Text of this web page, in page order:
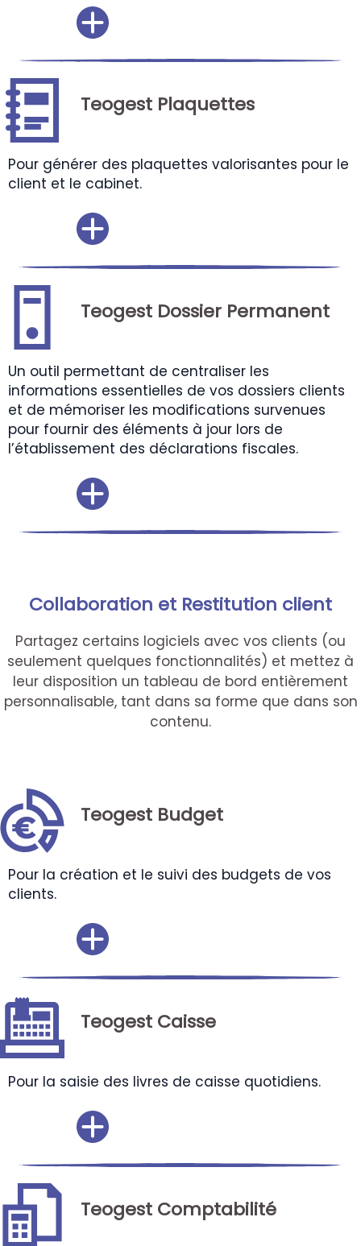
Teogest Plaquettes
Pour générer des plaquettes valorisantes pour le
client et le cabinet.
Teogest Dossier Permanent
Un outil permettant de centraliser les
informations essentielles de vos dossiers clients
et de mémoriser les modifications survenues
pour fournir des éléments à jour lors de
l’établissement des déclarations fiscales.
Collaboration et Restitution client
Partagez certains logiciels avec vos clients (ou
seulement quelques fonctionnalités) et mettez à
leur disposition un tableau de bord entièrement
personnalisable, tant dans sa forme que dans son
contenu.
Teogest Budget
Pour la création et le suivi des budgets de vos
clients.
Teogest Caisse
Pour la saisie des livres de caisse quotidiens.
Teogest Comptabilité